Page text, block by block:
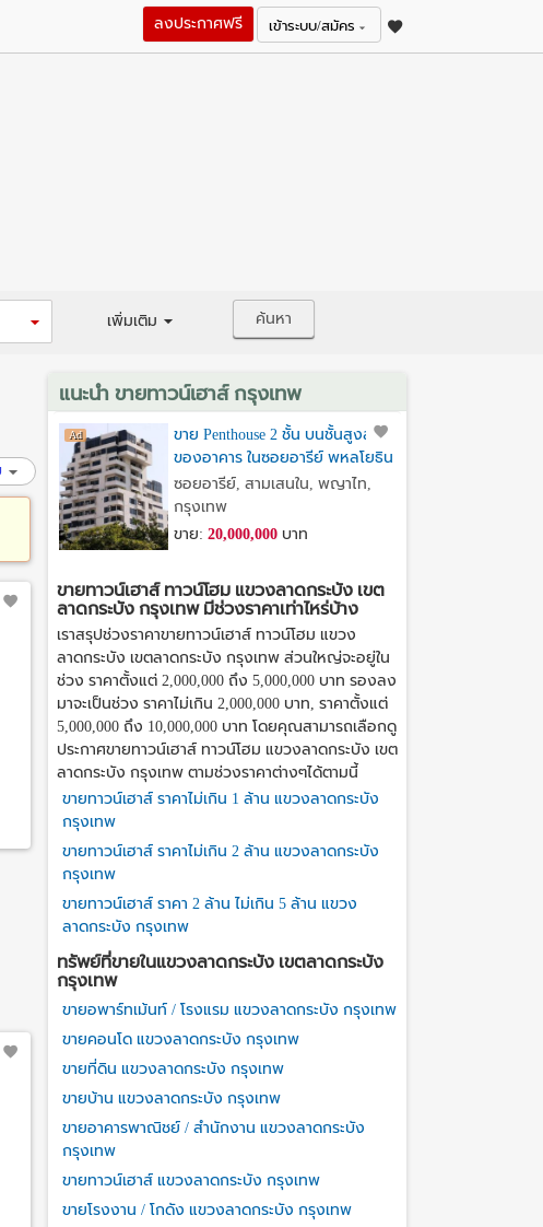
เข้าระบบ/สมัคร
ลงประกาศฟรี
เพิ่มเติม ค้นหา
แนะนำ ขายทาวน์เฮาส์ กรุงเทพ
ขาย Penthouse 2 ชั้น บนชั้นสูงสุด
ของอาคาร ในซอยอารีย์ พหลโยธิน
7
ซอยอารีย์, สามเสนใน, พญาไท,
กรุงเทพ
ขาย: 20,000,000บาท
ขายทาวน์เฮาส์ ทาวน์โฮม แขวงลาดกระบัง เขต
ลาดกระบัง กรุงเทพ มีช่วงราคาเท่าไหร่บ้าง
เราสรุปช่วงราคาขายทาวน์เฮาส์ ทาวน์โฮม แขวง
ลาดกระบัง เขตลาดกระบัง กรุงเทพ ส่วนใหญ่จะอยู่ใน
ช่วง ราคาตั้งแต่ 2,000,000 ถึง 5,000,000 บาท รองลง
มาจะเป็นช่วง ราคาไม่เกิน 2,000,000 บาท, ราคาตั้งแต่
5,000,000 ถึง 10,000,000 บาท โดยคุณสามารถเลือกดู
ประกาศขายทาวน์เฮาส์ ทาวน์โฮม แขวงลาดกระบัง เขต
ลาดกระบัง กรุงเทพ ตามช่วงราคาต่างๆได้ตามนี้
ขายทาวน์เฮาส์ ราคาไม่เกิน 1 ล้าน แขวงลาดกระบัง
กรุงเทพ
ขายทาวน์เฮาส์ ราคาไม่เกิน 2 ล้าน แขวงลาดกระบัง
กรุงเทพ
ขายทาวน์เฮาส์ ราคา 2 ล้าน ไม่เกิน 5 ล้าน แขวง
ลาดกระบัง กรุงเทพ
ทรัพย์ที่ขายในแขวงลาดกระบัง เขตลาดกระบัง
กรุงเทพ
ขายอพาร์ทเม้นท์ / โรงแรม แขวงลาดกระบัง กรุงเทพ
ขายคอนโด แขวงลาดกระบัง กรุงเทพ
ขายที่ดิน แขวงลาดกระบัง กรุงเทพ
ขายบ้าน แขวงลาดกระบัง กรุงเทพ
ขายอาคารพาณิชย์ / สำนักงาน แขวงลาดกระบัง
กรุงเทพ
ขายทาวน์เฮาส์ แขวงลาดกระบัง กรุงเทพ
ขายโรงงาน / โกดัง แขวงลาดกระบัง กรุงเทพ